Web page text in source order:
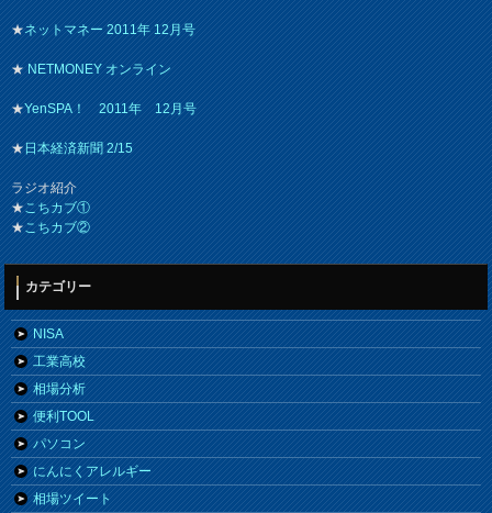
★ネットマネー 2011年 12月号
★NETMONEY オンライン
★YenSPA！ 2011年 12月号
★日本経済新聞 2/15
ラジオ紹介
★こちカブ①
★こちカブ②
カテゴリー
NISA
工業高校
相場分析
便利TOOL
パソコン
にんにくアレルギー
相場ツイート